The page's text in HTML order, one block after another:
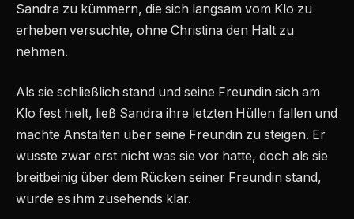
Sandra zu kümmern, die sich langsam vom Klo zu
erheben versuchte, ohne Christina den Halt zu
nehmen.
Als sie schließlich stand und seine Freundin sich am
Klo fest hielt, ließ Sandra ihre letzten Hüllen fallen und
machte Anstalten über seine Freundin zu steigen. Er
wusste zwar erst nicht was sie vor hatte, doch als sie
breitbeinig über dem Rücken seiner Freundin stand,
wurde es ihm zusehends klar.